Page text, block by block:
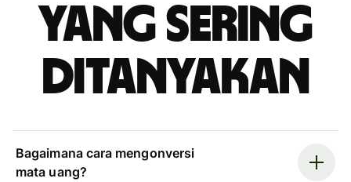
yang sering
ditanyakan
Bagaimana cara mengonversi
mata uang?